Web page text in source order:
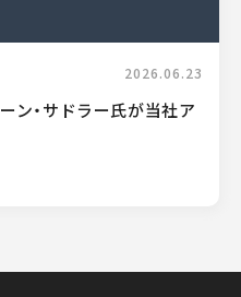
2026.06.23
ン・サドラー氏が当社ア